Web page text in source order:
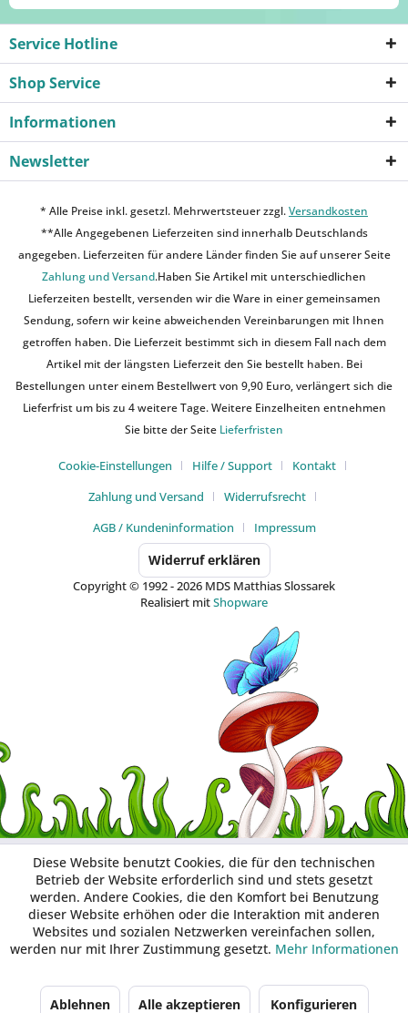
Service Hotline
Shop Service
Informationen
Newsletter
* Alle Preise inkl. gesetzl. Mehrwertsteuer zzgl.Versandkosten
**Alle Angegebenen Lieferzeiten sind innerhalb Deutschlands
angegeben. Lieferzeiten für andere Länder finden Sie auf unserer Seite
Zahlung und Versand.Haben Sie Artikel mit unterschiedlichen
Lieferzeiten bestellt, versenden wir die Ware in einer gemeinsamen
Sendung, sofern wir keine abweichenden Vereinbarungen mit Ihnen
getroffen haben. Die Lieferzeit bestimmt sich in diesem Fall nach dem
Artikel mit der längsten Lieferzeit den Sie bestellt haben. Bei
Bestellungen unter einem Bestellwert von 9,90 Euro, verlängert sich die
Lieferfrist um bis zu 4 weitere Tage. Weitere Einzelheiten entnehmen
Sie bitte der Seite Lieferfristen
Cookie-Einstellungen Hilfe / Support
Kontakt
Zahlung und Versand
Widerrufsrecht
AGB / Kundeninformation
Impressum
Widerruf erklären
Copyright © 1992 - 2026 MDS Matthias Slossarek
Realisiert mitShopware
Diese Website benutzt Cookies, die für den technischen
Betrieb der Website erforderlich sind und stets gesetzt
werden. Andere Cookies, die den Komfort bei Benutzung
dieser Website erhöhen oder die Interaktion mit anderen
Websites und sozialen Netzwerken vereinfachen sollen,
werden nur mit Ihrer Zustimmung gesetzt. Mehr Informationen
Ablehnen Alle akzeptieren Konfigurieren